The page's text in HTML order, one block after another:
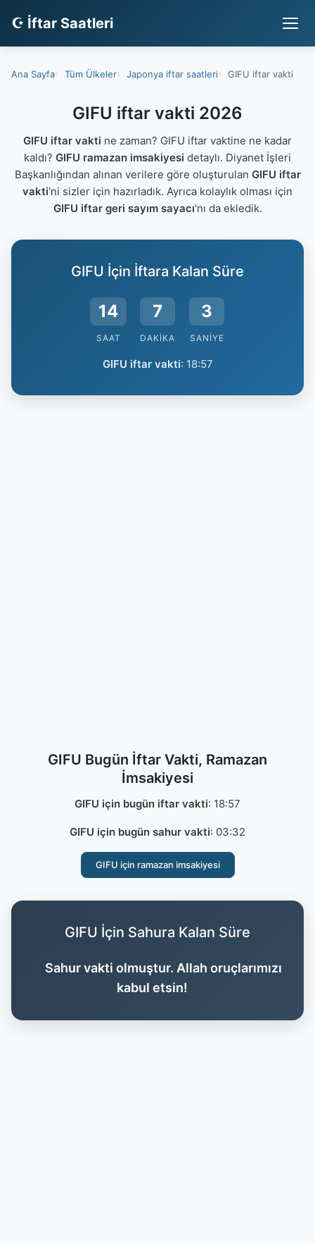
☪ İftar Saatleri
Ana Sayfa Tüm Ülkeler Japonya iftar saatleri GIFU iftar vakti
GIFU iftar vakti 2026
GIFU iftar vakti ne zaman? GIFU iftar vaktine ne kadar
kaldı? GIFU ramazan imsakiyesi detaylı. Diyanet İşleri
Başkanlığından alınan verilere göre oluşturulan GIFU iftar
vakti'ni sizler için hazırladık. Ayrıca kolaylık olması için
GIFU iftar geri sayım sayacı'nı da ekledik.
GIFU İçin İftara Kalan Süre
14
SAAT
7
DAKIKA
2
SANIYE
GIFU iftar vakti: 18:57
GIFU Bugün İftar Vakti, Ramazan
İmsakiyesi
GIFU için bugün iftar vakti: 18:57
GIFU için bugün sahur vakti: 03:32
GIFU için ramazan imsakiyesi
GIFU İçin Sahura Kalan Süre
Sahur vakti olmuştur. Allah oruçlarımızı
kabul etsin!